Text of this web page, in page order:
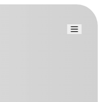
Link